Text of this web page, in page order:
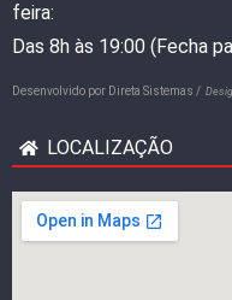
feira:
Das 8h às 19:00 (Fecha
Desenvolvido por Direta Sistemas /
LOCALIZAÇÃO